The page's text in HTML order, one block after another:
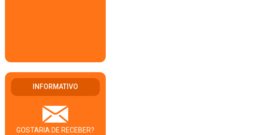
INFORMATIVO
GOSTARIA DE RECEBER?